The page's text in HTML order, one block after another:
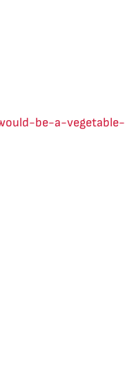
be-a-vegetable-